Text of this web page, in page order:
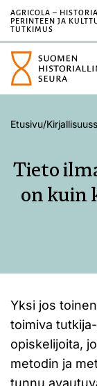
AGRICOLA –
PERINTEEN JA
TUTKIMUS
Etusivu/
Tieto
on kuin
Yksi jos
toimiva
opiskelijoita,
metodin ja
tunnu